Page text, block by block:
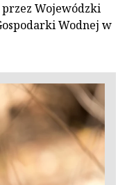
przez Wojewódzki
Wodnej w